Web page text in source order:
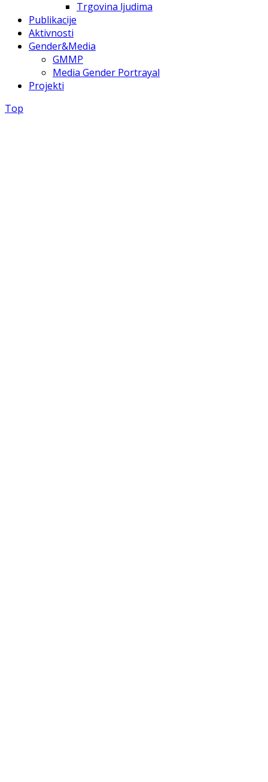
Trgovina ljudima
Publikacije
Aktivnosti
Gender&Media
GMMP
Media Gender Portrayal
Projekti
Top